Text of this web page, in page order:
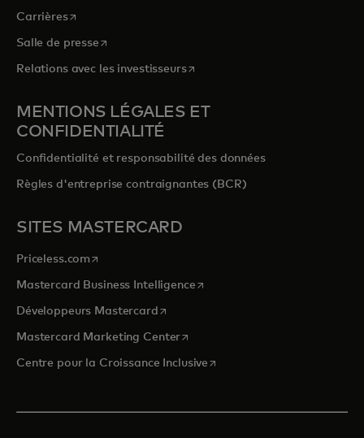
Carrièress’ouvre dans un nouvel onglet
Salle de presses’ouvre dans un nouvel onglet
Relations avec les investisseurss’ouvre dans un nouvel onglet
MENTIONS LÉGALES ET
CONFIDENTIALITÉ
Confidentialité et responsabilité des données
Règles d'entreprise contraignantes (BCR)
SITES MASTERCARD
Priceless.com s’ouvre dans un nouvel onglet
Mastercard Business Intelligences’ouvre dans un nouvel onglet
Développeurs Mastercards’ouvre dans un nouvel onglet
Mastercard Marketing Centers’ouvre dans un nouvel onglet
Centre pour la Croissance Inclusive s’ouvre dans un nouvel